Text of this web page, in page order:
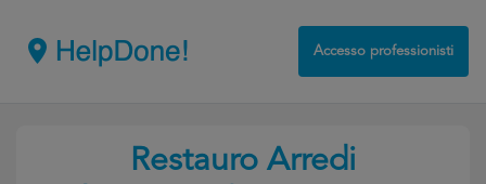
Accesso professionisti
Restauro Arredi